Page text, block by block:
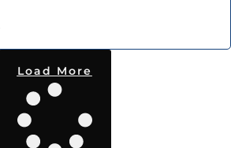
Load More